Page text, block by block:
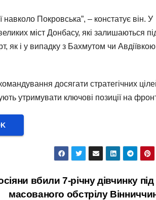
навколо Покровська”, – констатує він. У
міст Донбасу, які залишаються
як і у випадку з Бахмутом чи
досягати стратегічних
утримувати ключові позиції на
вбили 7-річну дівчинку
масованого обстрілу